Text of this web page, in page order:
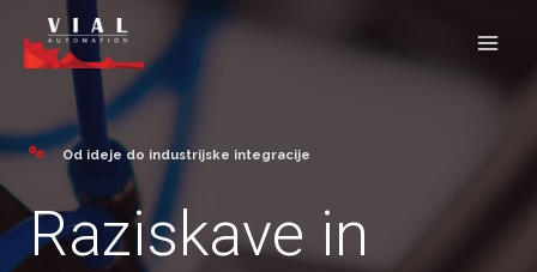
Od ideje do industrijske integracije
Raziskave in